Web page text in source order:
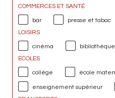
COMMERCES ET SANTÉ
bar
presse et tabac
LOISIRS
cinéma
bibliothèque
ECOLES
collège école
enseignement supérieur